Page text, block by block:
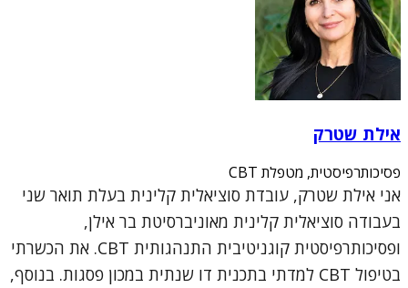
אילת שטרק
פסיכותרפיסטית, מטפלת CBT
אני אילת שטרק, עובדת סוציאלית קלינית בעלת תואר שני
בעבודה סוציאלית קלינית מאוניברסיטת בר אילן,
ופסיכותרפיסטית קוגניטיבית התנהגותית CBT. את הכשרתי
בטיפול CBT למדתי בתכנית דו שנתית במכון פסגות. בנוסף,